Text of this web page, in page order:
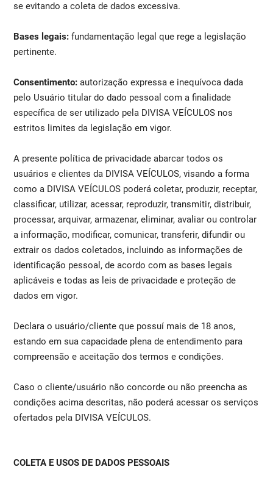
se evitando a coleta de dados excessiva.
Bases legais: fundamentação legal que rege a legislação
pertinente.
Consentimento:autorização expressa e inequívoca dada
pelo Usuário titular do dado pessoal com a finalidade
específica de ser utilizado pela DIVISA VEÍCULOS nos
estritos limites da legislação em vigor.
A presente política de privacidade abarcar todos os
usuários e clientes da DIVISA VEÍCULOS, visando a forma
como a DIVISA VEÍCULOS poderá coletar, produzir, receptar,
classificar, utilizar, acessar, reproduzir, transmitir, distribuir,
processar, arquivar, armazenar, eliminar, avaliar ou controlar
a informação, modificar, comunicar, transferir, difundir ou
extrair os dados coletados, incluindo as informações de
identificação pessoal, de acordo com as bases legais
aplicáveis e todas as leis de privacidade e proteção de
dados em vigor.
Declara o usuário/cliente que possuí mais de 18 anos,
estando em sua capacidade plena de entendimento para
compreensão e aceitação dos termos e condições.
Caso o cliente/usuário não concorde ou não preencha as
condições acima descritas, não poderá acessar os serviços
ofertados pela DIVISA VEÍCULOS.
COLETA E USOS DE DADOS PESSOAIS